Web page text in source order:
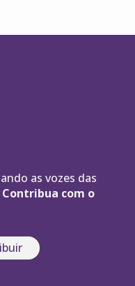
as vozes das
Contribua com o